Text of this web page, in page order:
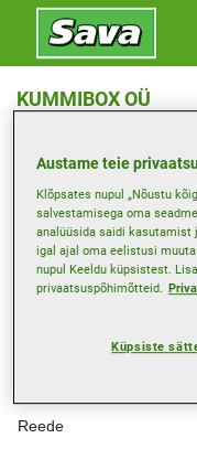
KUMMIBOX OÜ
Hangi juhised
Lahtiolekuajad
Montag
Reede
Austame teie
Klõpsates nupul „Nõustu
salvestamisega oma
analüüsida saidi kasutamist
igal ajal oma eelistusi
nupul Keeldu küpsistest.
privaatsuspõhimõtteid.
Küpsiste